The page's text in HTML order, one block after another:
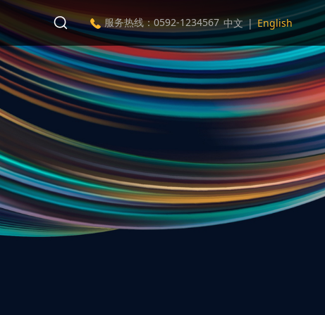
中文 | English
服务热线：0592-1234567